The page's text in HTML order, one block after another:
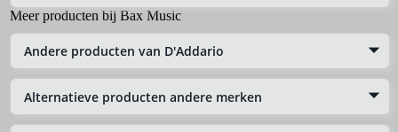
Meer producten bij Bax Music
Andere producten van D'Addario
Alternatieve producten andere merken